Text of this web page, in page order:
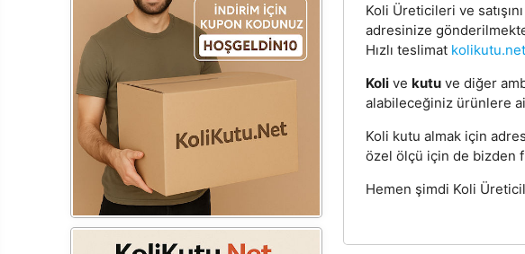
Koli Üreticileri ve
adresinize
Hızlı teslimat kolikutu.net
Kolive kutuve diğer
alabileceğiniz ürünlere
Koli kutu almak için
özel ölçü için de bizden
Hemen şimdi Koli